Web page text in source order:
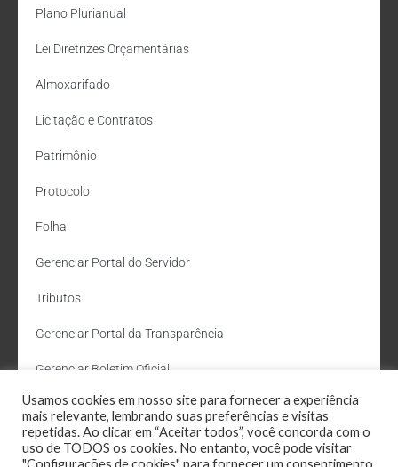
Plano Plurianual
Lei Diretrizes Orçamentárias
Almoxarifado
Licitação e Contratos
Patrimônio
Protocolo
Folha
Gerenciar Portal do Servidor
Tributos
Gerenciar Portal da Transparência
Gerenciar Boletim Oficial
Departamento de Água e Esgoto
Administração Site
Usamos cookies em nosso site para fornecer a experiência
mais relevante, lembrando suas preferências e visitas
repetidas. Ao clicar em “Aceitar todos”, você concorda com o
uso de TODOS os cookies. No entanto, você pode visitar
"Configurações de cookies" para fornecer um consentimento